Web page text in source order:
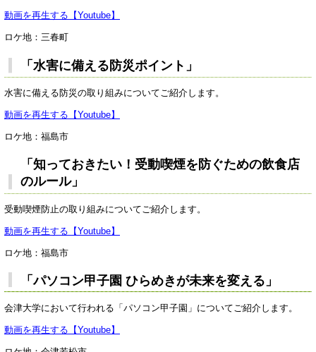
動画を再生する【Youtube】
ロケ地：三春町
「水害に備える防災ポイント」
水害に備える防災の取り組みについてご紹介します。
動画を再生する【Youtube】
ロケ地：福島市
「知っておきたい！受動喫煙を防ぐための飲食店
のルール」
受動喫煙防止の取り組みについてご紹介します。
動画を再生する【Youtube】
ロケ地：福島市
「パソコン甲子園 ひらめきが未来を変える」
会津大学において行われる「パソコン甲子園」についてご紹介します。
動画を再生する【Youtube】